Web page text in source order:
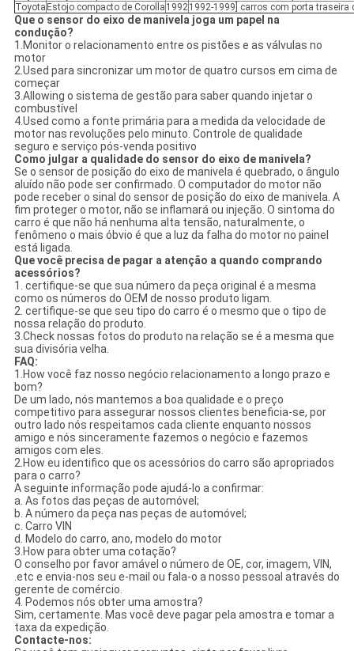
Toyota Estojo compacto de Corolla 19921992-1999] carros com porta traseira
Que o sensor do eixo de manivela joga um papel na
condução?
1.Monitor o relacionamento entre os pistões e as válvulas no
motor
2.Used para sincronizar um motor de quatro cursos em cima de
começar
3.Allowing o sistema de gestão para saber quando injetar o
combustível
4.Used como a fonte primária para a medida da velocidade de
motor nas revoluções pelo minuto. Controle de qualidade
seguro e serviço pós-venda positivo
Como julgar a qualidade do sensor do eixo de manivela?
Se o sensor de posição do eixo de manivela é quebrado, o ângulo
aluído não pode ser confirmado. O computador do motor não
pode receber o sinal do sensor de posição do eixo de manivela. A
fim proteger o motor, não se inflamará ou injeção. O sintoma do
carro é que não há nenhuma alta tensão, naturalmente, o
fenômeno o mais óbvio é que a luz da falha do motor no painel
está ligada.
Que você precisa de pagar a atenção a quando comprando
acessórios?
1. certifique-se que sua número da peça original é a mesma
como os números do OEM de nosso produto ligam.
2. certifique-se que seu tipo do carro é o mesmo que o tipo de
nossa relação do produto.
3.Check nossas fotos do produto na relação se é a mesma que
sua divisória velha.
FAQ:
1.How você faz nosso negócio relacionamento a longo prazo e
bom?
De um lado, nós mantemos a boa qualidade e o preço
competitivo para assegurar nossos clientes beneficia-se, por
outro lado nós respeitamos cada cliente enquanto nossos
amigo e nós sinceramente fazemos o negócio e fazemos
amigos com eles.
2.How eu identifico que os acessórios do carro são apropriados
para o carro?
A seguinte informação pode ajudá-lo a confirmar:
a. As fotos das peças de automóvel;
b. A número da peça nas peças de automóvel;
c. Carro VIN
d. Modelo do carro, ano, modelo do motor
3.How para obter uma cotação?
O conselho por favor amável o número de OE, cor, imagem, VIN,
.etc e envia-nos seu e-mail ou fala-o a nosso pessoal através do
gerente de comércio.
4. Podemos nós obter uma amostra?
Sim, certamente. Mas você deve pagar pela amostra e tomar a
taxa da expedição.
Contacte-nos: